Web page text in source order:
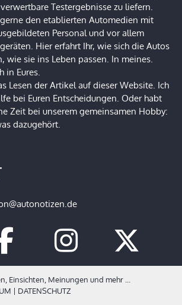
Testergebnisse zu liefern.
den etablierten Automedien mit
Personal und vor allem
Hier erfahrt Ihr, wie sich die Autos
wie sie ins Leben passen. In meines.
in Eures.
Lesen der Artikel auf dieser Website. Ich
bei Euren Entscheidungen. Oder habt
Zeit bei unserem gemeinsamen Hobby:
dazugehört.
Einsichten, Meinungen und mehr ...
| DATENSCHUTZ